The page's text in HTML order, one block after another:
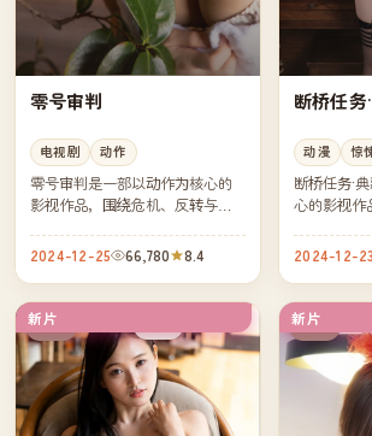
零号审判
电视剧 动作
零号审判是一部以动作为核心的
影视作品，围绕危机、反转与人
得推荐观看。
2024-12-25 66,780 8.4
断桥任务
动漫 惊
断桥任务·
心的影视作
凑，值得推
2024-12-23
新片
中国 新片
中国